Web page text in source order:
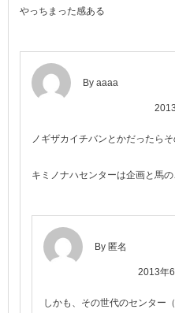
やっちまった感ある
By aaaa
ノギザカイチバンとかだったら
キミノナハセンターは企画と馬
By 匿名
2013年
しかも、その世代のセンター